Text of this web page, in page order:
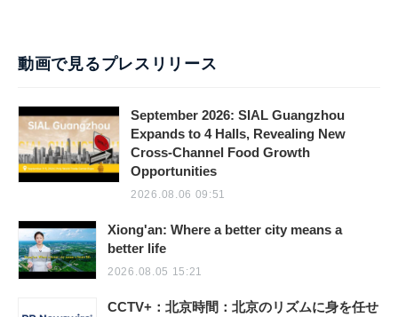
動画で見るプレスリリース
September 2026: SIAL Guangzhou
Expands to 4 Halls, Revealing New
Cross-Channel Food Growth
Opportunities
2026.08.06 09:51
Xiong'an: Where a better city means a
better life
2026.08.05 15:21
CCTV+：北京時間：北京のリズムに身を任せ